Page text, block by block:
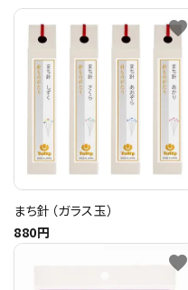
まち針（ガラス玉）
880円
favorite
favorite